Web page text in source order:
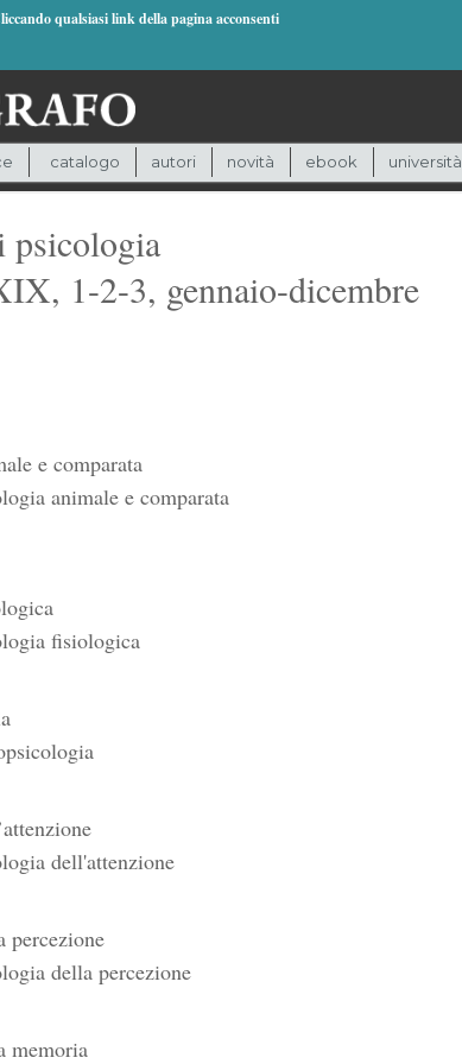
qualsiasi link della pagina acconsenti
catalogo autori novità ebook università
psicologia
1-2-3, gennaio-dicembre
e comparata
animale e comparata
fisiologica
dell'attenzione
percezione
della percezione
memoria